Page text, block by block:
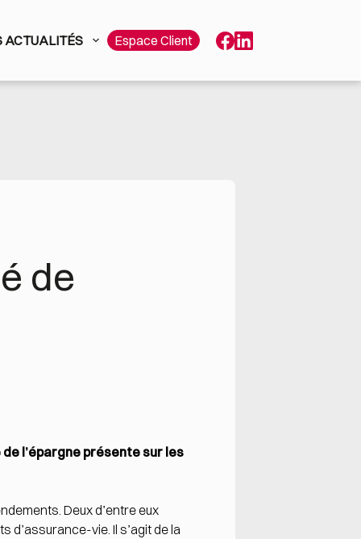
ACTUALITÉS Espace Client
de
l’épargne présente sur les
Deux d’entre eux
vie. Il s’agit de la